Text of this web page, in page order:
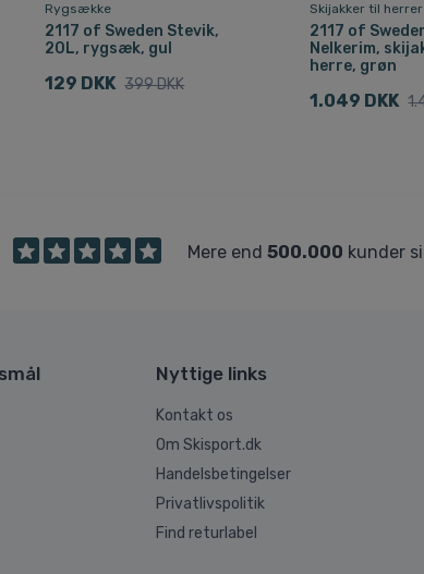
Rygsække
2117 of Sweden Stevik,
20L, rygsæk, gul
129 DKK 399 DKK
Skijakker til herrer
2117 of
Nelkerim,
herre, grøn
1.049 DKK
Mere end 500.000 kunder
Nyttige links
Kontakt os
Om Skisport.dk
Handelsbetingelser
Privatlivspolitik
Find returlabel